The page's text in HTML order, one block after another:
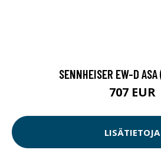
SENNHEISER EW-D
707 EUR
LISÄTIETOJA